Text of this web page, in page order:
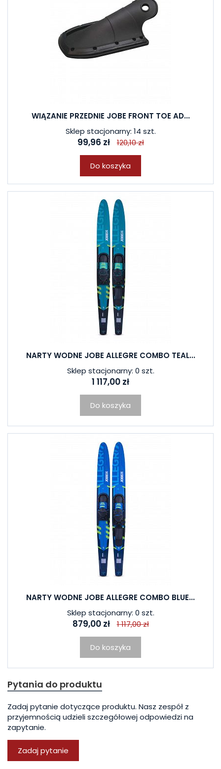
WIĄZANIE PRZEDNIE JOBE FRONT TOE AD...
Sklep stacjonarny: 14 szt.
99,96 zł 120,10 zł
Do koszyka
NARTY WODNE JOBE ALLEGRE COMBO TEAL...
Sklep stacjonarny: 0 szt.
1 117,00 zł
Do koszyka
NARTY WODNE JOBE ALLEGRE COMBO BLUE...
Sklep stacjonarny: 0 szt.
879,00 zł 1 117,00 zł
Do koszyka
Pytania do produktu
Zadaj pytanie dotyczące produktu. Nasz zespół z
przyjemnością udzieli szczegółowej odpowiedzi na
zapytanie.
Zadaj pytanie